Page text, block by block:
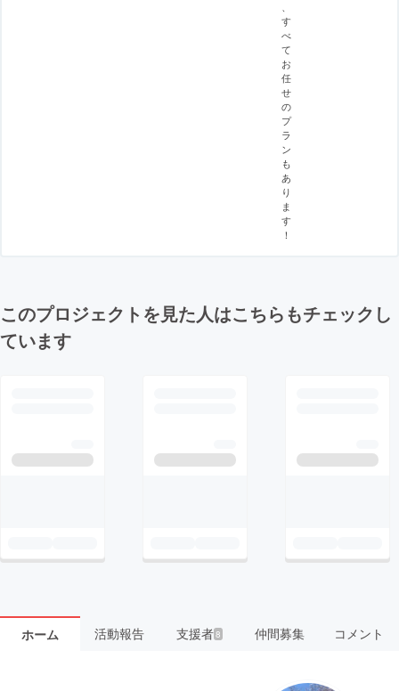
す
べ
て
お
任
せ
の
プ
ラ
ン
も
あ
り
ま
す
！
このプロジェクトを見た人はこちらもチェックし
ています
ホーム 活動報告 支援者8 仲間募集 コメント